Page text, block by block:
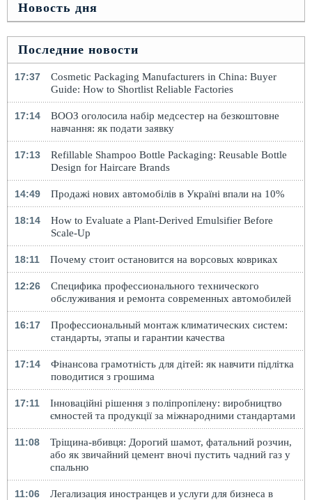
Новость дня
Последние новости
17:37
Cosmetic Packaging Manufacturers in China: Buyer
Guide: How to Shortlist Reliable Factories
17:14
ВООЗ оголосила набір медсестер на безкоштовне
навчання: як подати заявку
17:13
Refillable Shampoo Bottle Packaging: Reusable Bottle
Design for Haircare Brands
14:49 Продажі нових автомобілів в Україні впали на 10%
18:14
How to Evaluate a Plant-Derived Emulsifier Before
Scale-Up
18:11 Почему стоит остановится на ворсовых ковриках
12:26
Специфика профессионального технического
обслуживания и ремонта современных автомобилей
16:17
Профессиональный монтаж климатических систем:
стандарты, этапы и гарантии качества
17:14
Фінансова грамотність для дітей: як навчити підлітка
поводитися з грошима
17:11
Інноваційні рішення з поліпропілену: виробництво
ємностей та продукції за міжнародними стандартами
11:08
Тріщина-вбивця: Дорогий шамот, фатальний розчин,
або як звичайний цемент вночі пустить чадний газ у
спальню
11:06
Легализация иностранцев и услуги для бизнеса в